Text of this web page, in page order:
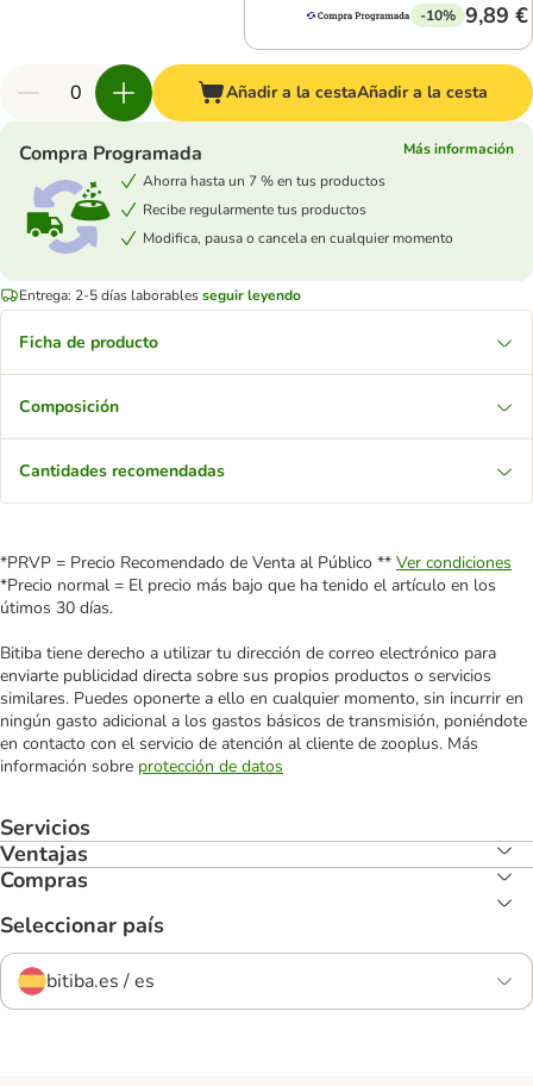
-10% 9,89 €
Añadir a la cestaAñadir a la cesta
Compra Programada
Más información
Ahorra hasta un 7 % en tus productos
Recibe regularmente tus productos
Modifica, pausa o cancela en cualquier momento
Entrega: 2-5 días laborablesseguir leyendo
Ficha de producto
Composición
Cantidades recomendadas
*PRVP = Precio Recomendado de Venta al Público ** Ver condiciones
*Precio normal = El precio más bajo que ha tenido el artículo en los
útimos 30 días.
Bitiba tiene derecho a utilizar tu dirección de correo electrónico para
enviarte publicidad directa sobre sus propios productos o servicios
similares. Puedes oponerte a ello en cualquier momento, sin incurrir en
ningún gasto adicional a los gastos básicos de transmisión, poniéndote
en contacto con el servicio de atención al cliente de zooplus. Más
información sobre protección de datos
Servicios
Ventajas
Compras
Seleccionar país
bitiba.es / es